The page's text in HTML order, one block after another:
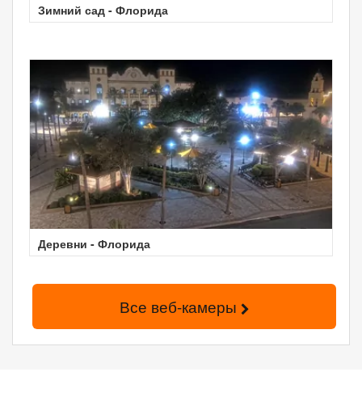
Зимний сад - Флорида
Деревни - Флорида
Все веб-камеры